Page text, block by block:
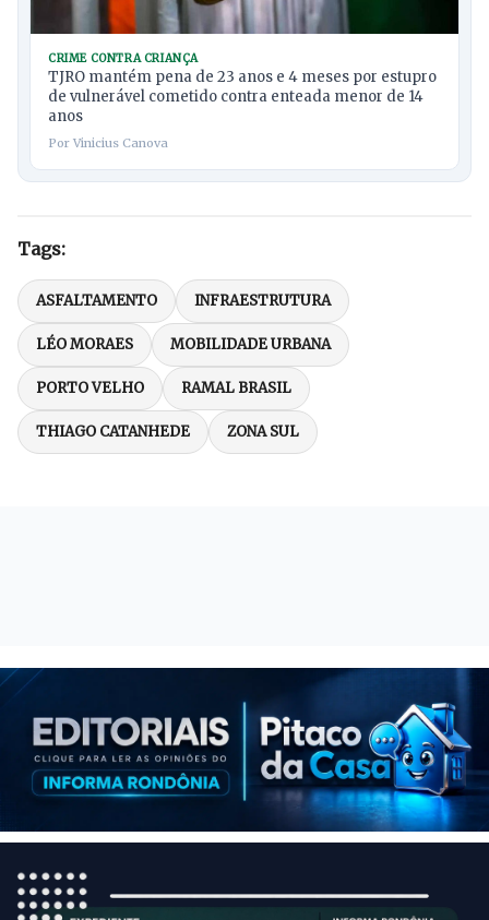
CRIME CONTRA CRIANÇA
TJRO mantém pena de 23 anos e 4 meses por estupro
de vulnerável cometido contra enteada menor de 14
anos
Por Vinicius Canova
Tags:
ASFALTAMENTO INFRAESTRUTURA
LÉO MORAES MOBILIDADE URBANA
PORTO VELHO RAMAL BRASIL
THIAGO CATANHEDE ZONA SUL